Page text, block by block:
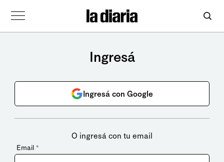
Ingresá
Ingresá con Google
O ingresá con tu email
Email *